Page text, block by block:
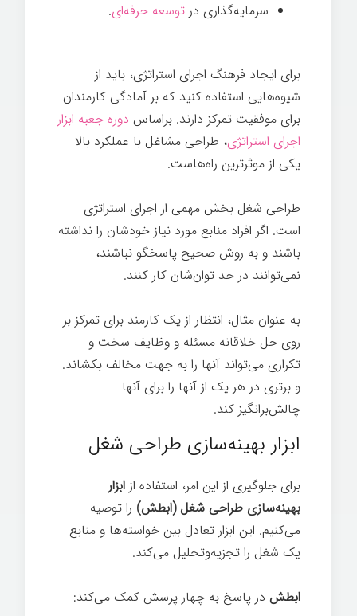
سرمایه‌گذاری در توسعه حرفه‌ای.
برای ایجاد فرهنگ اجرای استراتژی، باید از
شیوه‌هایی استفاده کنید که بر آمادگی کارمندان
برای موفقیت تمرکز دارند. براساس دوره جعبه ابزار
اجرای استراتژی، طراحی مشاغل با عملکرد بالا
یکی از موثرترین راه‌هاست.
طراحی شغل بخش مهمی از اجرای استراتژی
است. اگر افراد منابع مورد نیاز خودشان را نداشته
باشند و به روش صحیح پاسخگو نباشند،
نمی‌توانند در حد توان‌شان کار کنند.
به عنوان مثال، انتظار از یک کارمند برای تمرکز بر
روی حل خلاقانه مسئله و وظایف سخت و
تکراری می‌تواند آنها را به جهت مخالف بکشاند.
و برتری در هر یک از آنها را برای آنها
چالش‌برانگیز کند.
ابزار بهینه‌سازی طراحی شغل
برای جلوگیری از این امر، استفاده از ابزار
بهینه‌سازی طراحی شغل (ابطش) را توصیه
می‌کنیم. این ابزار تعادل بین خواسته‌ها و منابع
یک شغل را تجزیه‌وتحلیل می‌کند.
ابطش در پاسخ به چهار پرسش کمک می‌کند: